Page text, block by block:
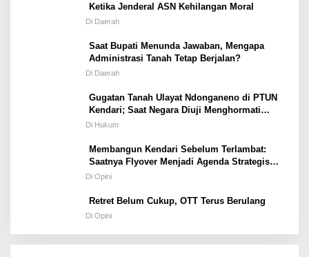
Ketika Jenderal ASN Kehilangan Moral
Di Daerah
Saat Bupati Menunda Jawaban, Mengapa
Administrasi Tanah Tetap Berjalan?
Di Daerah
Gugatan Tanah Ulayat Ndonganeno di PTUN
Kendari; Saat Negara Diuji Menghormati
Hukum atau Kekuasaan
Di Hukum
Membangun Kendari Sebelum Terlambat:
Saatnya Flyover Menjadi Agenda Strategis
Kota
Di Opini
Retret Belum Cukup, OTT Terus Berulang
Di Opini